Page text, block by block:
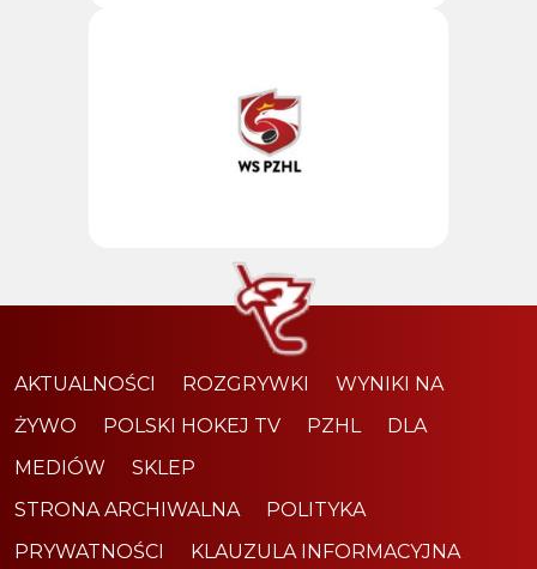
AKTUALNOŚCI ROZGRYWKI
WYNIKI NA
ŻYWO
POLSKI HOKEJ TV PZHL
DLA
MEDIÓW
SKLEP
STRONA ARCHIWALNA
POLITYKA
PRYWATNOŚCI
KLAUZULA INFORMACYJNA